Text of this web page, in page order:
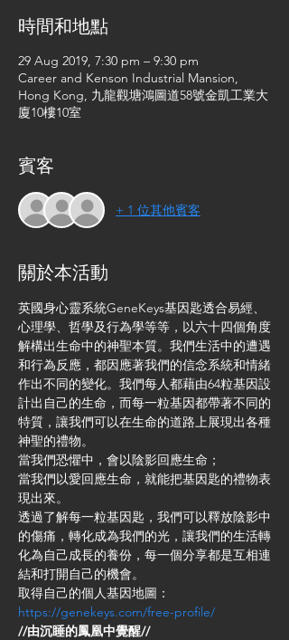
時間和地點
29 Aug 2019, 7:30 pm – 9:30 pm
Career and Kenson Industrial Mansion,
Hong Kong, 九龍觀塘鴻圖道58號金凱工業大
廈10樓10室
賓客
+ 1 位其他賓客
關於本活動
英國身心靈系統GeneKeys基因匙透合易經、
心理學、哲學及行為學等等，以六十四個角度
解構出生命中的神聖本質。我們生活中的遭遇
和行為反應，都因應著我們的信念系統和情緒
作出不同的變化。我們每人都藉由64粒基因設
計出自己的生命，而每一粒基因都帶著不同的
特質，讓我們可以在生命的道路上展現出各種
神聖的禮物。
當我們恐懼中，會以陰影回應生命；
當我們以愛回應生命，就能把基因匙的禮物表
現出來。
透過了解每一粒基因匙，我們可以釋放陰影中
的傷痛，轉化成為我們的光，讓我們的生活轉
化為自己成長的養份，每一個分享都是互相連
結和打開自己的機會。
取得自己的個人基因地圖：
https://genekeys.com/free-profile/
//由沉睡的鳳凰中覺醒//